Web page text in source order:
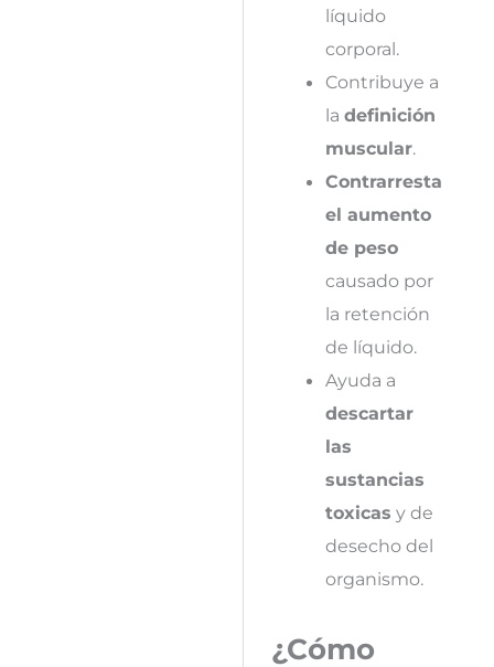
líquido
corporal.
Contribuye a
la definición
muscular.
Contrarresta
el aumento
de peso
causado por
la retención
de líquido.
Ayuda a
descartar
las
sustancias
toxicas y de
desecho del
organismo.
¿Cómo